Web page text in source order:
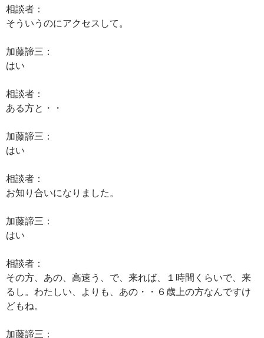
相談者：
そういうのにアクセスして。
加藤諦三：
はい
相談者：
ある方と・・
加藤諦三：
はい
相談者：
お知り合いになりました。
加藤諦三：
はい
相談者：
その方、あの、高速う、で、来れば、１時間くらいで、来
るし。わたしい、よりも、あの・・６歳上の方なんですけ
どもね。
加藤諦三：